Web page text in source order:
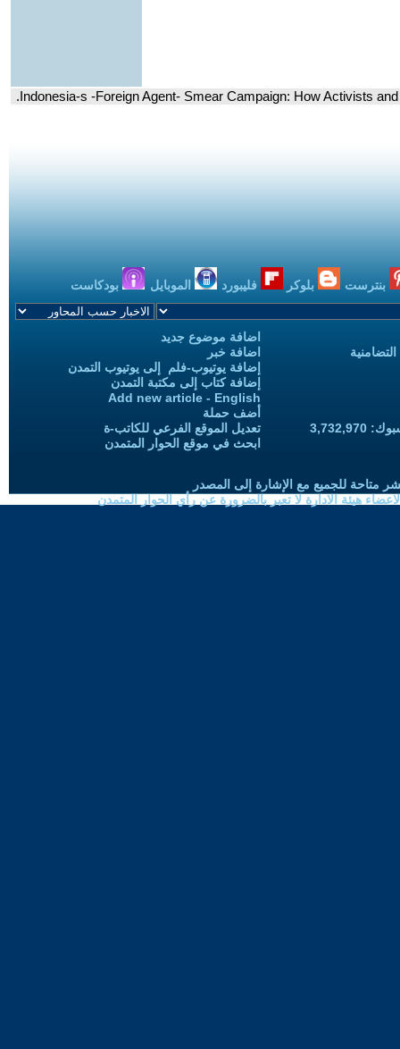
بنترست بلوكر فليبورد الموبايل بودكاست
اضافة موضوع جديد
اضافة خبر
إضافة يوتيوب-فلم إلى يوتيوب التمدن
إضافة كتاب إلى مكتبة التمدن
Add new article - English
أضف حملة
تعديل الموقع الفرعي للكاتب-ة
ابحث في موقع الحوار المتمدن
متاحة للجميع مع الإشارة إلى المصدر
هيئة الادارة لا تعبر بالضرورة عن رأي الحوار المتمدن